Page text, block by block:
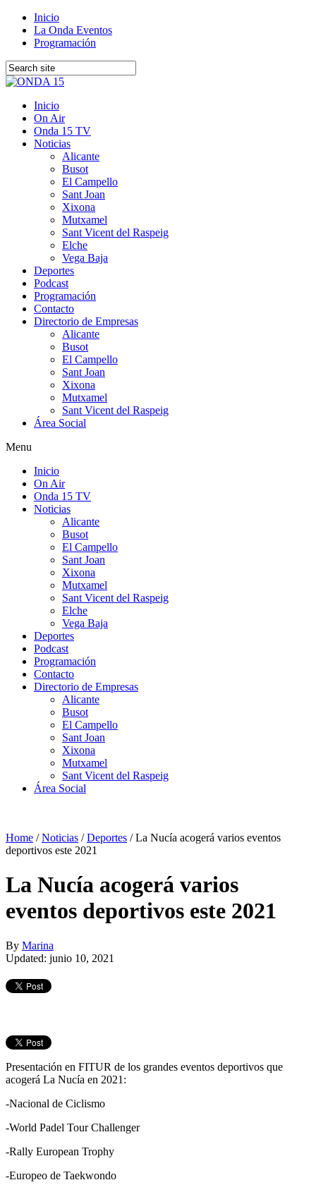
Inicio
La Onda Eventos
Programación
Inicio
On Air
Onda 15 TV
Noticias
Alicante
Busot
El Campello
Sant Joan
Xixona
Mutxamel
Sant Vicent del Raspeig
Elche
Vega Baja
Deportes
Podcast
Programación
Contacto
Directorio de Empresas
Alicante
Busot
El Campello
Sant Joan
Xixona
Mutxamel
Sant Vicent del Raspeig
Área Social
Menu
Inicio
On Air
Onda 15 TV
Noticias
Alicante
Busot
El Campello
Sant Joan
Xixona
Mutxamel
Sant Vicent del Raspeig
Elche
Vega Baja
Deportes
Podcast
Programación
Contacto
Directorio de Empresas
Alicante
Busot
El Campello
Sant Joan
Xixona
Mutxamel
Sant Vicent del Raspeig
Área Social
Home /Noticias /Deportes /La Nucía acogerá varios eventos
deportivos este 2021
La Nucía acogerá varios
eventos deportivos este 2021
By Marina
Updated: junio 10, 2021
Presentación en FITUR de los grandes eventos deportivos que
acogerá La Nucía en 2021:
-Nacional de Ciclismo
-World Padel Tour Challenger
-Rally European Trophy
-Europeo de Taekwondo